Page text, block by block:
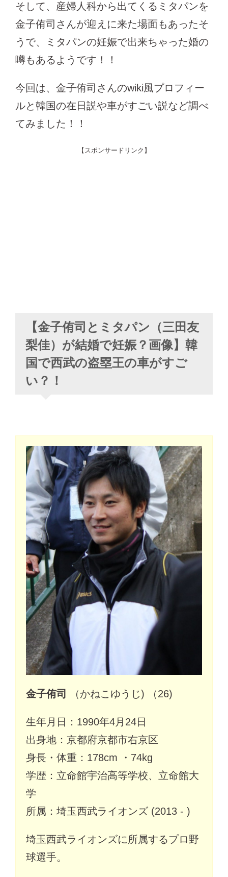
そして、産婦人科から出てくるミタパンを
金子侑司さんが迎えに来た場面もあったそ
うで、ミタパンの妊娠で出来ちゃった婚の
噂もあるようです！！
今回は、金子侑司さんのwiki風プロフィー
ルと韓国の在日説や車がすごい説など調べ
てみました！！
【スポンサードリンク】
【金子侑司とミタパン（三田友
梨佳）が結婚で妊娠？画像】韓
国で西武の盗塁王の車がすご
い？！
金子侑司 （かねこゆうじ) （26)
生年月日：1990年4月24日
出身地：京都府京都市右京区
身長・体重：178cm ・74kg
学歴：立命館宇治高等学校、立命館大
学
所属：埼玉西武ライオンズ (2013 - )
埼玉西武ライオンズに所属するプロ野
球選手。